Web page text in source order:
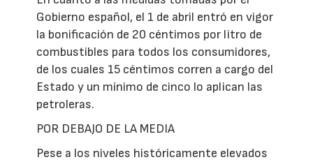
Gobierno español, el 1 de abril entró en vigor
la bonificación de 20 céntimos por litro de
combustibles para todos los consumidores,
de los cuales 15 céntimos corren a cargo del
Estado y un mínimo de cinco lo aplican las
petroleras.
POR DEBAJO DE LA MEDIA
Pese a los niveles históricamente elevados